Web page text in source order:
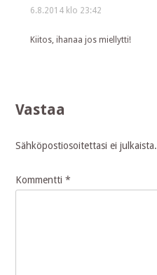
6.8.2014 klo 23:42
Kiitos, ihanaa jos miellytti!
Vastaa
Sähköpostiosoitettasi ei julkaista.
Kommentti*